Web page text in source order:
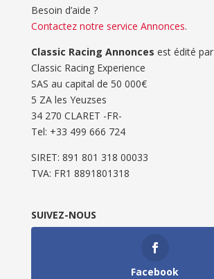
Besoin d’aide ?
Contactez notre service Annonces.
Classic Racing Annonces est édité par
Classic Racing Experience
SAS au capital de 50 000€
5 ZA les Yeuzses
34 270 CLARET -FR-
Tel: ‭+33 499 666 724‬
SIRET: 891 801 318 00033
TVA: FR1 8891801318
SUIVEZ-NOUS
Facebook